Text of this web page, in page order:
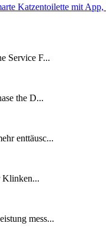
Katzentoilette mit
Service F...
the D...
enttäusc...
Klinken...
mess...